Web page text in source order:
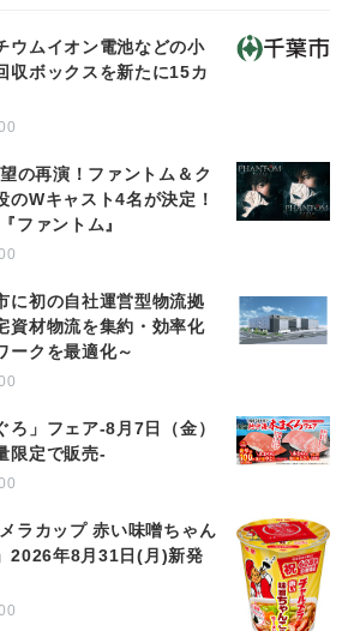
ウムイオン電池などの小
収ボックスを新たに15カ
の再演！ファントム＆ク
のWキャスト4名が決定！
ファントム』
に初の自社運営型物流拠
資材物流を集約・効率化
ークを最適化～
ろ」フェア-8月7日（金）
限定で販売-
ラカップ 赤い味噌ちゃん
2026年8月31日(月)新発